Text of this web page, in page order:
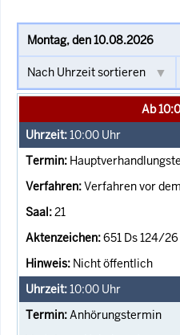
Ab
10:00 Uhr
Verfahren vor
21
651 Ds 124/26
Nicht öffentlich
10:00 Uhr
Anhörungstermin